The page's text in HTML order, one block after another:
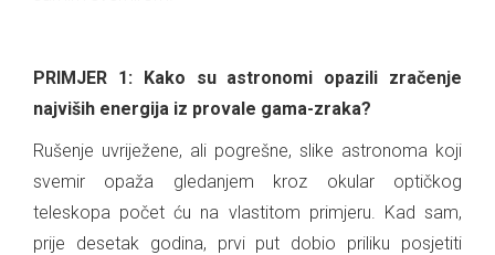
PRIMJER 1: Kako su astronomi opazili zračenje
najviših energija iz provale gama-zraka?
Rušenje uvriježene, ali pogrešne, slike astronoma koji
svemir opaža gledanjem kroz okular optičkog
teleskopa počet ću na vlastitom primjeru. Kad sam,
prije desetak godina, prvi put dobio priliku posjetiti